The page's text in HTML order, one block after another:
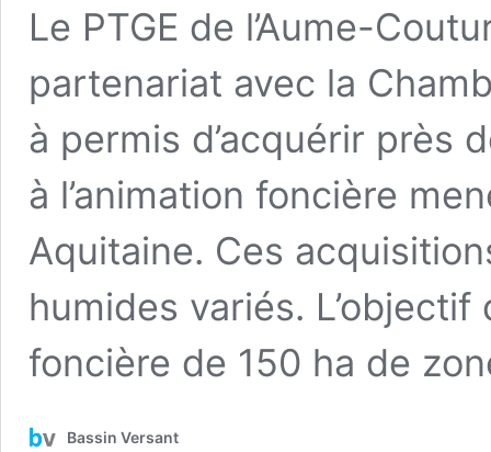
Le PTGE de l’Aume-
partenariat avec la
à permis d’acquérir près
à l’animation foncière
Aquitaine. Ces
humides variés. L’objectif
foncière de 150 ha de
Bassin Versant